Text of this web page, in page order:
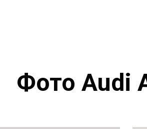
Фото Audi